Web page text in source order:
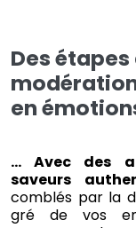
Des
en
… Avec des
saveurs
comblés par la
gré de vos